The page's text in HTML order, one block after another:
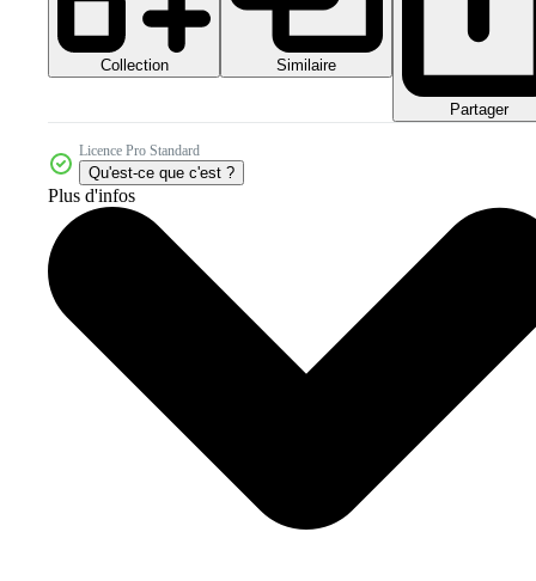
Collection Similaire
Partager
Licence Pro Standard
Qu'est-ce que c'est ?
Plus d'infos